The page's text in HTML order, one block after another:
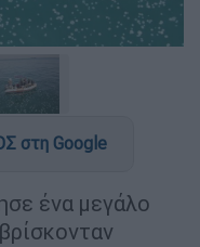
στη Google
ένα μεγάλο